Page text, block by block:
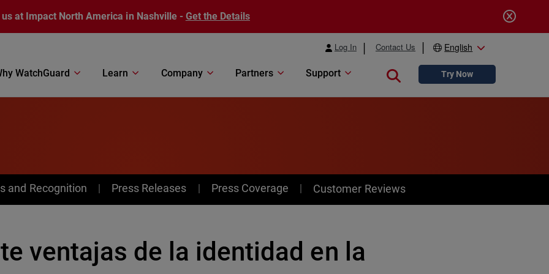
at Impact North America in Nashville - Get the Details
Log In Contact Us English
WatchGuard Learn Company Partners Support Close searchTry Now
and Recognition Press Releases Press Coverage Customer Reviews
ventajas de la identidad en la